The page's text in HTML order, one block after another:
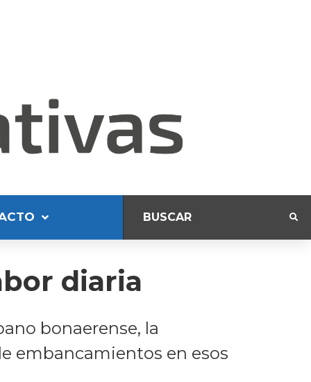
diaria
bonaerense, la
embancamientos en esos